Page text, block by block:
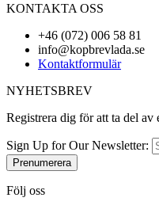
KONTAKTA OSS
+46 (072) 006 58 81
info@kopbrevlada.se
Kontaktformulär
NYHETSBREV
Registrera dig för att ta del av
Sign Up for Our Newsletter:
Prenumerera
Följ oss